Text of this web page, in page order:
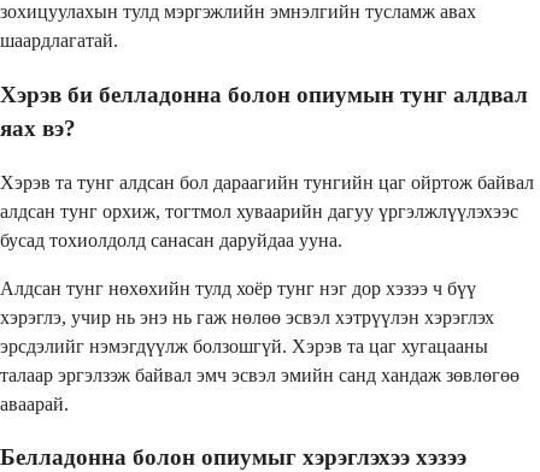
зохицуулахын тулд мэргэжлийн эмнэлгийн тусламж авах
шаардлагатай.
Хэрэв би белладонна болон опиумын тунг алдвал
яах вэ?
Хэрэв та тунг алдсан бол дараагийн тунгийн цаг ойртож байвал
алдсан тунг орхиж, тогтмол хуваарийн дагуу үргэлжлүүлэхээс
бусад тохиолдолд санасан даруйдаа ууна.
Алдсан тунг нөхөхийн тулд хоёр тунг нэг дор хэзээ ч бүү
хэрэглэ, учир нь энэ нь гаж нөлөө эсвэл хэтрүүлэн хэрэглэх
эрсдэлийг нэмэгдүүлж болзошгүй. Хэрэв та цаг хугацааны
талаар эргэлзэж байвал эмч эсвэл эмийн санд хандаж зөвлөгөө
аваарай.
Белладонна болон опиумыг хэрэглэхээ хэзээ